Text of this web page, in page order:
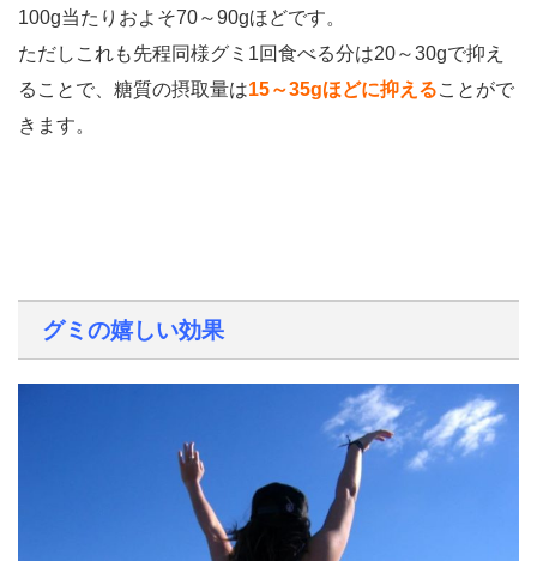
100g当たりおよそ70～90gほどです。
ただしこれも先程同様グミ1回食べる分は20～30gで抑え
ることで、糖質の摂取量は15～35gほどに抑えることがで
きます。
グミの嬉しい効果